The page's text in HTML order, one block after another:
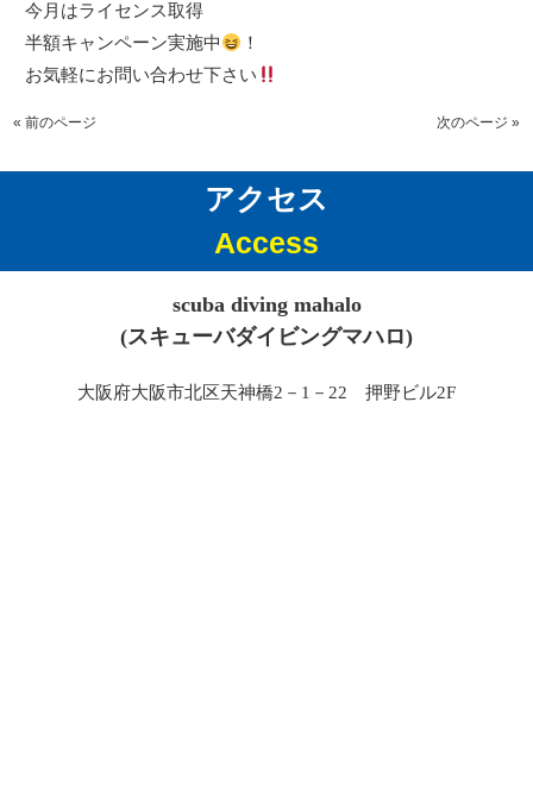
今月はライセンス取得
半額キャンペーン実施中
！
お気軽にお問い合わせ下さい
« 前のページ 次のページ »
アクセス
Access
scuba diving mahalo
(スキューバダイビングマハロ)
大阪府大阪市北区天神橋2－1－22 押野ビル2F